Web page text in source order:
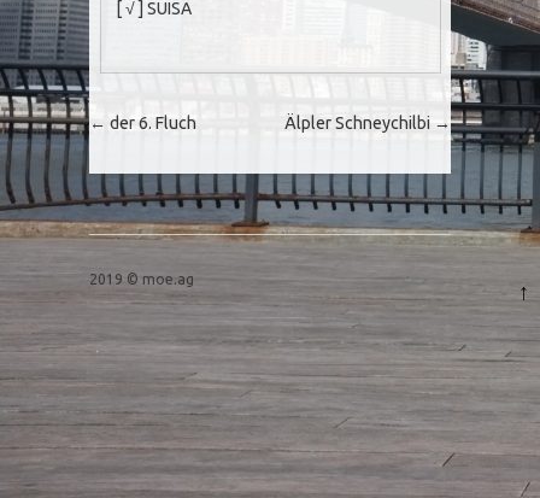
[ √ ] SUISA
Post navigation
← der 6. Fluch Älpler Schneychilbi →
2019 © moe.ag ↑